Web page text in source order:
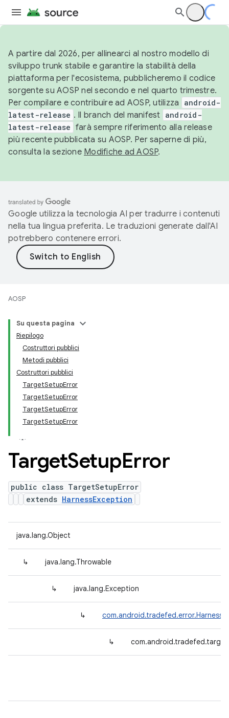
A partire dal 2026, per allinearci al nostro modello di
sviluppo trunk stabile e garantire la stabilità della
piattaforma per l'ecosistema, pubblicheremo il codice
sorgente su AOSP nel secondo e nel quarto trimestre.
Per compilare e contribuire ad AOSP, utilizza
android-
latest-release . Il branch del manifest android-
latest-release farà sempre riferimento alla release
più recente pubblicata su AOSP. Per saperne di più,
consulta la sezione Modifiche ad AOSP.
Google utilizza la tecnologia AI per tradurre i contenuti
nella tua lingua preferita. Le traduzioni generate dall'AI
potrebbero contenere errori.
AOSP
Su questa pagina
Riepilogo
Costruttori pubblici
Metodi pubblici
Costruttori pubblici
TargetSetupError
TargetSetupError
TargetSetupError
TargetSetupError
TargetSetupError
public class TargetSetupError
extends HarnessException
java.lang.Object
↳ java.lang.Throwable
↳ java.lang.Exception
↳
↳